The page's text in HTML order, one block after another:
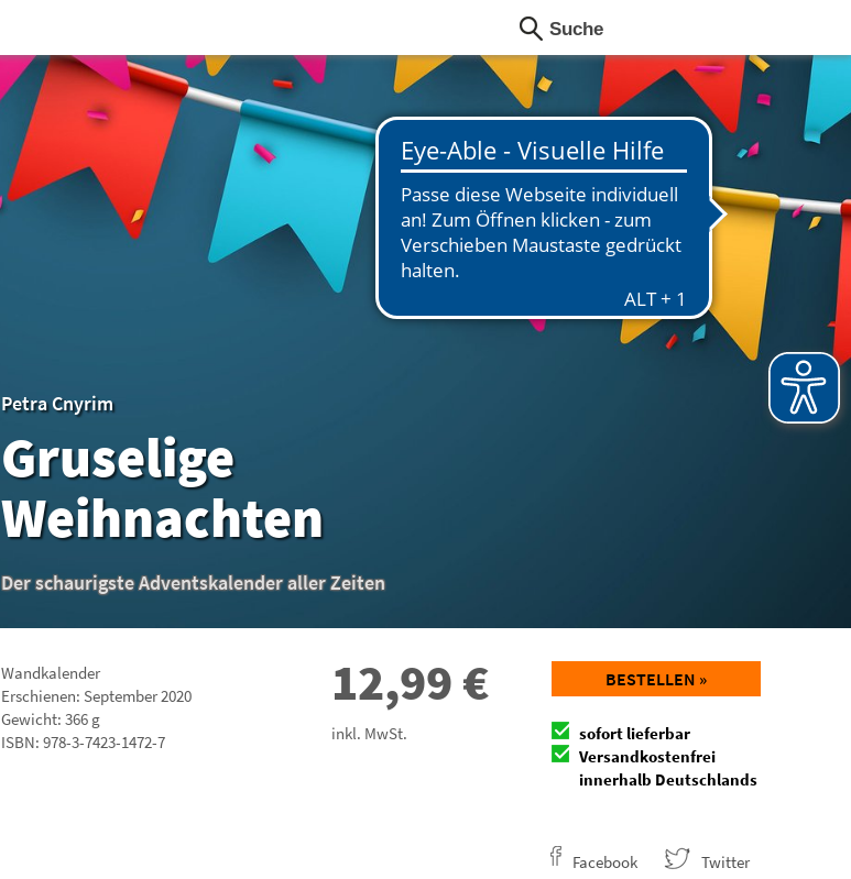
Petra Cnyrim
Gruselige
Weihnachten
Der schaurigste Adventskalender aller Zeiten
Wandkalender
Erschienen: September 2020
Gewicht: 366 g
ISBN: 978-3-7423-1472-7
12,99€
inkl. MwSt.
BESTELLEN »
sofort lieferbar
Versandkostenfrei
innerhalb Deutschlands
Facebook Twitter